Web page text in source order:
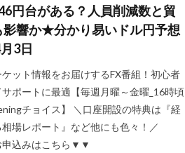
円台がある？人員削減数と貿
影響か★分かり易いドル円予想
3日
ット情報をお届けするFX番組！初心者
ポートに最適【毎週月曜～金曜_16時頃
チョイス】 ＼口座開設の特典は『経
相場レポート』など他にも色々！／
込みはこちら▼▼